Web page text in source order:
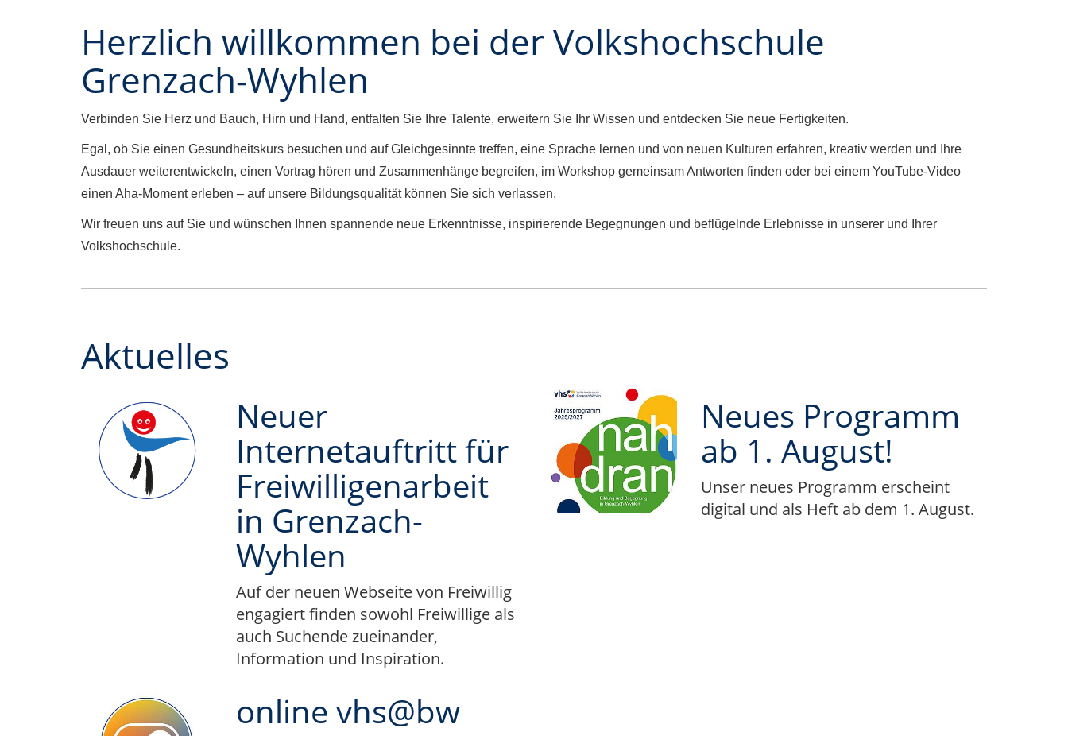
Herzlich willkommen bei der Volkshochschule
Grenzach-Wyhlen
Verbinden Sie Herz und Bauch, Hirn und Hand, entfalten Sie Ihre Talente, erweitern Sie Ihr Wissen und entdecken Sie neue Fertigkeiten.
Egal, ob Sie einen Gesundheitskurs besuchen und auf Gleichgesinnte treffen, eine Sprache lernen und von neuen Kulturen erfahren, kreativ werden und Ihre
Ausdauer weiterentwickeln, einen Vortrag hören und Zusammenhänge begreifen, im Workshop gemeinsam Antworten finden oder bei einem YouTube-Video
einen Aha-Moment erleben – auf unsere Bildungsqualität können Sie sich verlassen.
Wir freuen uns auf Sie und wünschen Ihnen spannende neue Erkenntnisse, inspirierende Begegnungen und beflügelnde Erlebnisse in unserer und Ihrer
Volkshochschule.
Aktuelles
Neuer
Internetauftritt für
Freiwilligenarbeit
in Grenzach-
Wyhlen
Auf der neuen Webseite von Freiwillig
engagiert finden sowohl Freiwillige als
auch Suchende zueinander,
Information und Inspiration.
Neues Programm
ab 1. August!
Unser neues Programm erscheint
digital und als Heft ab dem 1. August.
online vhs@bw